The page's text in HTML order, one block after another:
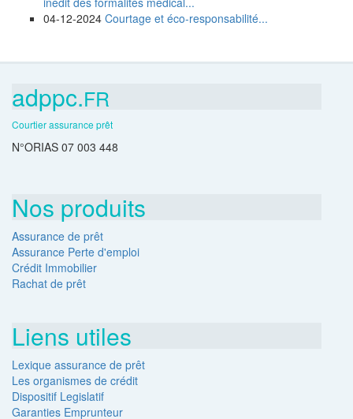
04-12-2024 Courtage et éco-responsabilité...
adppc.FR
Courtier assurance prêt
N°ORIAS 07 003 448
Nos produits
Assurance de prêt
Assurance Perte d'emploi
Crédit Immobilier
Rachat de prêt
Liens utiles
Lexique assurance de prêt
Les organismes de crédit
Dispositif Legislatif
Garanties Emprunteur